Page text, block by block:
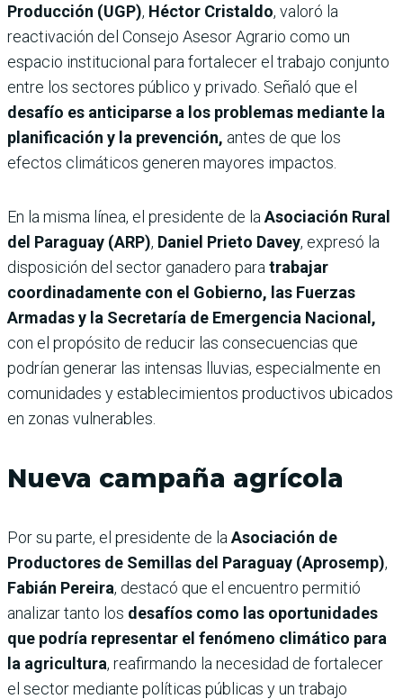
Producción (UGP), Héctor Cristaldo, valoró la
reactivación del Consejo Asesor Agrario como un
espacio institucional para fortalecer el trabajo conjunto
entre los sectores público y privado. Señaló que el
desafío es anticiparse a los problemas mediante la
planificación y la prevención, antes de que los
efectos climáticos generen mayores impactos.
En la misma línea, el presidente de la Asociación Rural
del Paraguay (ARP), Daniel Prieto Davey, expresó la
disposición del sector ganadero para trabajar
coordinadamente con el Gobierno, las Fuerzas
Armadas y la Secretaría de Emergencia Nacional,
con el propósito de reducir las consecuencias que
podrían generar las intensas lluvias, especialmente en
comunidades y establecimientos productivos ubicados
en zonas vulnerables.
Nueva campaña agrícola
Por su parte, el presidente de la Asociación de
Productores de Semillas del Paraguay (Aprosemp),
Fabián Pereira, destacó que el encuentro permitió
analizar tanto los desafíos como las oportunidades
que podría representar el fenómeno climático para
la agricultura, reafirmando la necesidad de fortalecer
el sector mediante políticas públicas y un trabajo